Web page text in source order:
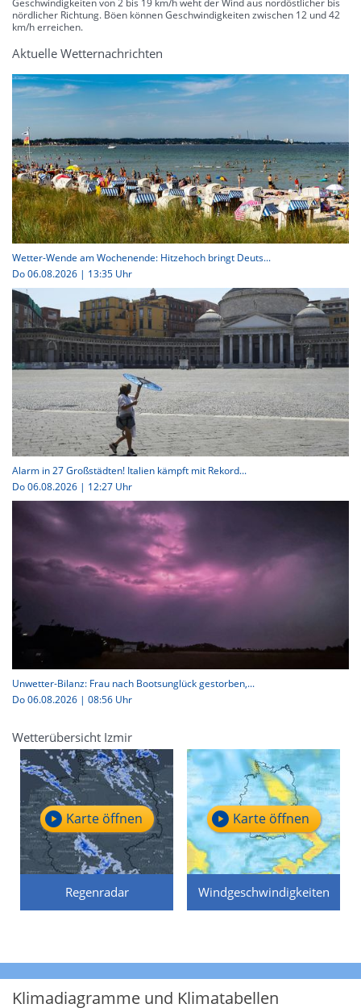
Geschwindigkeiten von 2 bis 19 km/h weht der Wind aus nordöstlicher bis
nördlicher Richtung. Böen können Geschwindigkeiten zwischen 12 und 42
km/h erreichen.
Aktuelle Wetternachrichten
Wetter-Wende am Wochenende: Hitzehoch bringt Deuts...
Do 06.08.2026 | 13:35 Uhr
Alarm in 27 Großstädten! Italien kämpft mit Rekord...
Do 06.08.2026 | 12:27 Uhr
Unwetter-Bilanz: Frau nach Bootsunglück gestorben,...
Do 06.08.2026 | 08:56 Uhr
Wetterübersicht Izmir
Regenradar
Karte öffnen
Windgeschwindigkeiten
Karte öffnen
Klimadiagramme und Klimatabellen